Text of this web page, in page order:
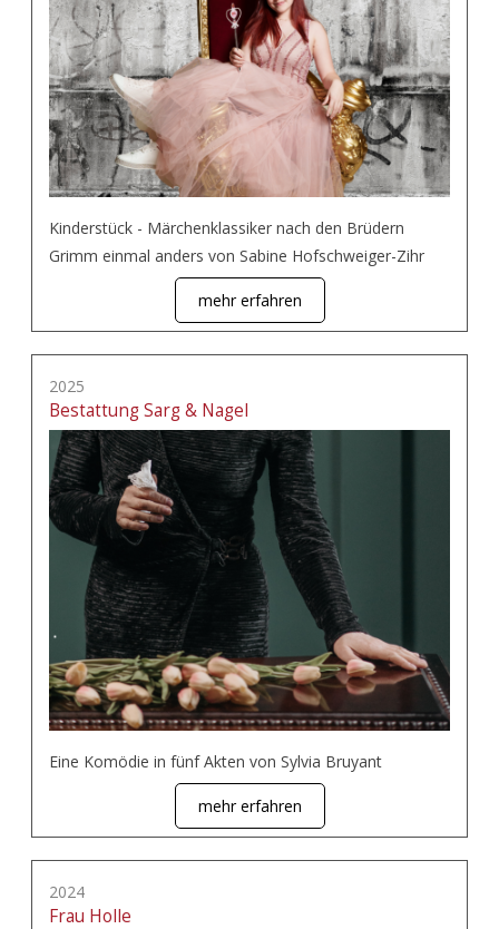
Kinderstück - Märchenklassiker nach den Brüdern
Grimm einmal anders von Sabine Hofschweiger-Zihr
mehr erfahren
2025
Bestattung Sarg & Nagel
Eine Komödie in fünf Akten von Sylvia Bruyant
mehr erfahren
2024
Frau Holle